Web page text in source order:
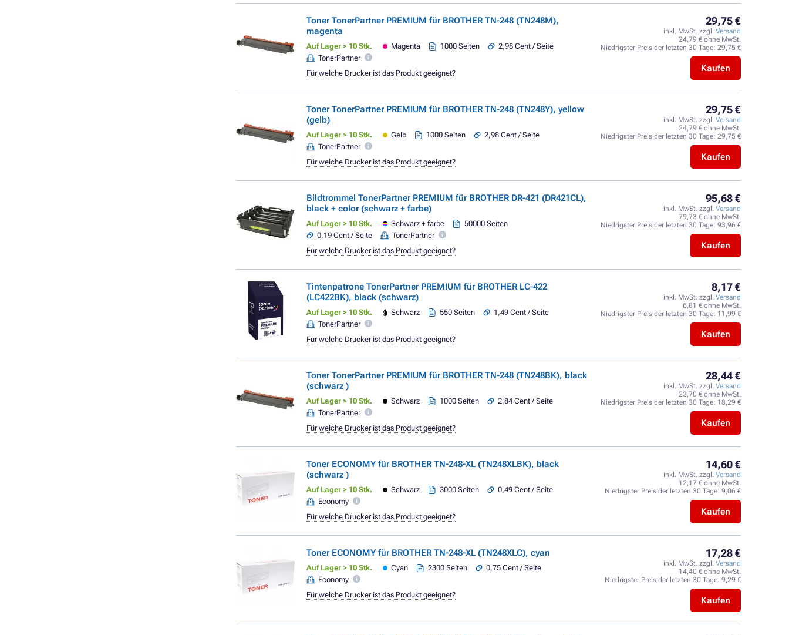
Toner TonerPartner PREMIUM für BROTHER TN-248 (TN248M),
magenta
Auf Lager > 10 Stk. Magenta 1000 Seiten
2,98 Cent / Seite
TonerPartner
29,75 €
inkl. MwSt. zzgl. Versand
24,79 € ohne MwSt.
Niedrigster Preis der letzten 30 Tage: 29,75 €
Kaufen
Für welche Drucker ist das Produkt geeignet?
Toner TonerPartner PREMIUM für BROTHER TN-248 (TN248Y), yellow
(gelb)
Auf Lager > 10 Stk. Gelb 1000 Seiten
2,98 Cent / Seite
TonerPartner
29,75 €
inkl. MwSt. zzgl. Versand
24,79 € ohne MwSt.
Niedrigster Preis der letzten 30 Tage: 29,75 €
Kaufen
Für welche Drucker ist das Produkt geeignet?
Bildtrommel TonerPartner PREMIUM für BROTHER DR-421 (DR421CL),
black + color (schwarz + farbe)
Auf Lager > 10 Stk. Schwarz + farbe
50000 Seiten
0,19 Cent / Seite
TonerPartner
95,68 €
inkl. MwSt. zzgl. Versand
79,73 € ohne MwSt.
Niedrigster Preis der letzten 30 Tage: 93,96 €
Kaufen
Für welche Drucker ist das Produkt geeignet?
Tintenpatrone TonerPartner PREMIUM für BROTHER LC-422
(LC422BK), black (schwarz)
Auf Lager > 10 Stk. Schwarz 550 Seiten
1,49 Cent / Seite
TonerPartner
8,17 €
inkl. MwSt. zzgl. Versand
6,81 € ohne MwSt.
Niedrigster Preis der letzten 30 Tage: 11,99 €
Kaufen
Für welche Drucker ist das Produkt geeignet?
Toner TonerPartner PREMIUM für BROTHER TN-248 (TN248BK), black
(schwarz )
Auf Lager > 10 Stk. Schwarz 1000 Seiten
2,84 Cent / Seite
TonerPartner
28,44 €
inkl. MwSt. zzgl. Versand
23,70 € ohne MwSt.
Niedrigster Preis der letzten 30 Tage: 18,29 €
Kaufen
Für welche Drucker ist das Produkt geeignet?
Toner ECONOMY für BROTHER TN-248-XL (TN248XLBK), black
(schwarz )
Auf Lager > 10 Stk. Schwarz 3000 Seiten
0,49 Cent / Seite
Economy
14,60 €
inkl. MwSt. zzgl. Versand
12,17 € ohne MwSt.
Niedrigster Preis der letzten 30 Tage: 9,06 €
Kaufen
Für welche Drucker ist das Produkt geeignet?
Toner ECONOMY für BROTHER TN-248-XL (TN248XLC), cyan
Auf Lager > 10 Stk. Cyan 2300 Seiten
0,75 Cent / Seite
Economy
17,28 €
inkl. MwSt. zzgl. Versand
14,40 € ohne MwSt.
Niedrigster Preis der letzten 30 Tage: 9,29 €
Kaufen
Für welche Drucker ist das Produkt geeignet?